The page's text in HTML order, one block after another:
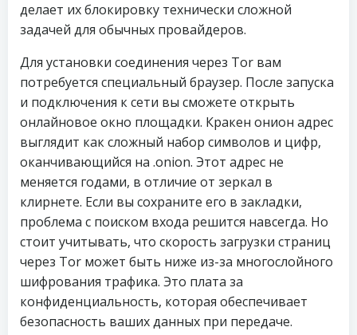
делает их блокировку технически сложной
задачей для обычных провайдеров.
Для установки соединения через Tor вам
потребуется специальный браузер. После запуска
и подключения к сети вы сможете открыть
онлайновое окно площадки. Кракен онион адрес
выглядит как сложный набор символов и цифр,
оканчивающийся на .onion. Этот адрес не
меняется годами, в отличие от зеркал в
клирнете. Если вы сохраните его в закладки,
проблема с поиском входа решится навсегда. Но
стоит учитывать, что скорость загрузки страниц
через Tor может быть ниже из-за многослойного
шифрования трафика. Это плата за
конфиденциальность, которая обеспечивает
безопасность ваших данных при передаче.